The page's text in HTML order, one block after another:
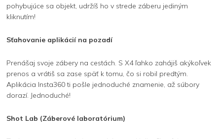
pohybujúce sa objekt, udržíš ho v strede záberu jediným
kliknutím!
Sťahovanie aplikácií na pozadí
Prenášaj svoje zábery na cestách. S X4 ľahko zahájiš akýkoľvek
prenos a vrátiš sa zase späť k tomu, čo si robil predtým.
Aplikácia Insta360 ti pošle jednoduché znamenie, až súbory
dorazí. Jednoduché!
Shot Lab (Záberové laboratórium)